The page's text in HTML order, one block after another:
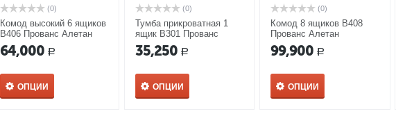
(0)
Комод высокий 6 ящиков
В406 Прованс Алетан
64,000 Р
ОПЦИИ
(0)
Тумба прикроватная 1
ящик В301 Прованс
Алетан
35,250 Р
ОПЦИИ
(0)
Комод 8 ящиков В408
Прованс Алетан
99,900 Р
ОПЦИИ